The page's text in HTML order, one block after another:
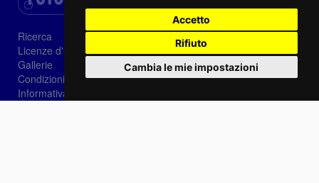
Accetto
Rifiuto
Cambia le mie impostazioni
Ricerca
Licenze d'utilizzo
Gallerie
Condizioni di vendita
Informativa sui Cookie